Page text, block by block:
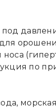
под
для
по